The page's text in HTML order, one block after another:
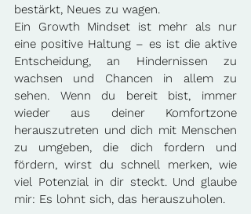
bestärkt, Neues zu wagen.
Ein Growth Mindset ist mehr als nur
eine positive Haltung – es ist die aktive
Entscheidung, an Hindernissen zu
wachsen und Chancen in allem zu
sehen. Wenn du bereit bist, immer
wieder aus deiner Komfortzone
herauszutreten und dich mit Menschen
zu umgeben, die dich fordern und
fördern, wirst du schnell merken, wie
viel Potenzial in dir steckt. Und glaube
mir: Es lohnt sich, das herauszuholen.